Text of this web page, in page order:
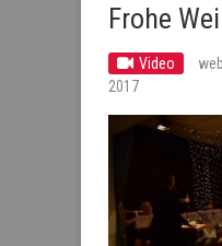
Frohe
Video
2017